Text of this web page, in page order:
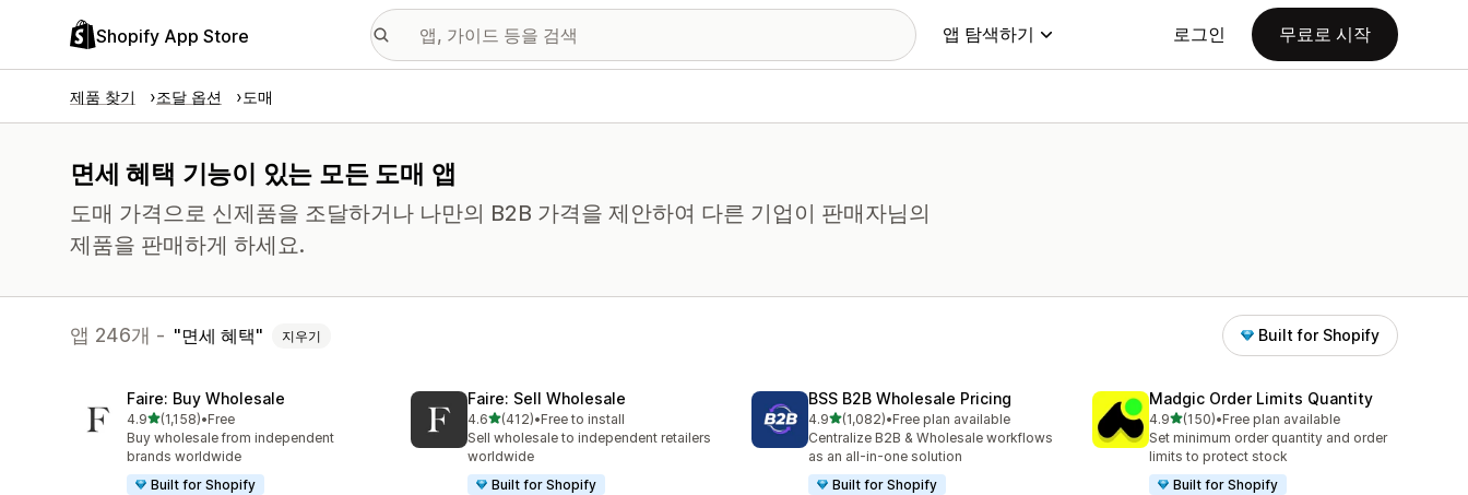
Shopify App Store 앱 탐색하기 로그인 무료로 시작
제품 찾기 조달 옵션 도매
면세 혜택 기능이 있는 모든 도매 앱
도매 가격으로 신제품을 조달하거나 나만의 B2B 가격을 제안하여 다른 기업이 판매자님의
제품을 판매하게 하세요.
앱 246개 - 면세 혜택 지우기 Built for Shopify
Faire: Buy Wholesale
4.9별 5개 중
(1,158)
총 리뷰 1158개
•Free
Buy wholesale from independent
brands worldwide
Built for Shopify
Faire: Sell Wholesale
4.6별 5개 중
(412)
총 리뷰 412개
•Free to install
Sell wholesale to independent retailers
worldwide
Built for Shopify
BSS B2B Wholesale Pricing
4.9별 5개 중
(1,082)
총 리뷰 1082개
•Free plan available
Centralize B2B & Wholesale workflows
as an all-in-one solution
Built for Shopify
Madgic Order Limits Quantity
4.9별 5개 중
(150)
총 리뷰 150개
•Free plan available
Set minimum order quantity and order
limits to protect stock
Built for Shopify